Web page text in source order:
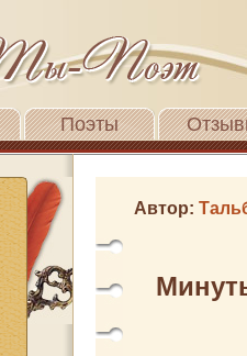
Поэты
Автор: